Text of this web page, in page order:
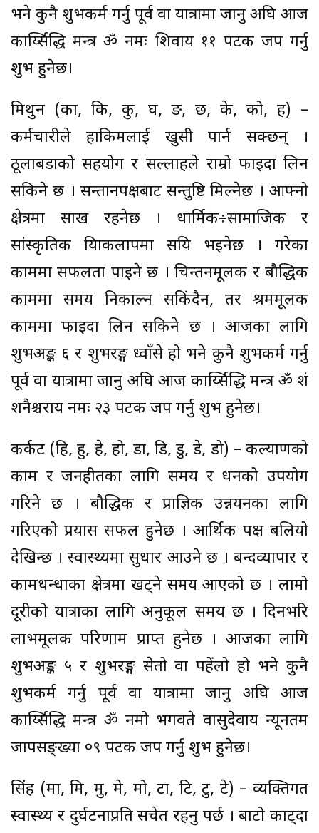
भने कुनै शुभकर्म गर्नु पूर्व वा यात्रामा जानु अघि आज
कार्य्सिद्धि मन्त्र ॐ नमः शिवाय ११ पटक जप गर्नु
शुभ हुनेछ।
मिथुन (का, कि, कु, घ, ङ, छ, के, को, ह) –
कर्मचारीले हाकिमलाई खुसी पार्न सक्छन् ।
ठूलाबडाको सहयोग र सल्लाहले राम्रो फाइदा लिन
सकिने छ । सन्तानपक्षबाट सन्तुष्टि मिल्नेछ । आफ्नो
क्षेत्रमा साख रहनेछ । धार्मिक÷सामाजिक र
सांस्कृतिक क्रियाकलापमा सक्रिय भइनेछ । गरेका
काममा सफलता पाइने छ । चिन्तनमूलक र बौद्धिक
काममा समय निकाल्न सकिंदैन, तर श्रममूलक
काममा फाइदा लिन सकिने छ । आजका लागि
शुभअङ्क ६ र शुभरङ्ग ध्वाँसे हो भने कुनै शुभकर्म गर्नु
पूर्व वा यात्रामा जानु अघि आज कार्य्सिद्धि मन्त्र ॐ शं
शनैश्चराय नमः २३ पटक जप गर्नु शुभ हुनेछ।
कर्कट (हि, हु, हे, हो, डा, डि, डु, डे, डो) – कल्याणको
काम र जनहीतका लागि समय र धनको उपयोग
गरिने छ । बौद्धिक र प्राज्ञिक उन्नयनका लागि
गरिएको प्रयास सफल हुनेछ । आर्थिक पक्ष बलियो
देखिन्छ । स्वास्थ्यमा सुधार आउने छ । बन्दव्यापार र
कामधन्धाका क्षेत्रमा खट्ने समय आएको छ । लामो
दूरीको यात्राका लागि अनुकूल समय छ । दिनभरि
लाभमूलक परिणाम प्राप्त हुनेछ । आजका लागि
शुभअङ्क ५ र शुभरङ्ग सेतो वा पहेंलो हो भने कुनै
शुभकर्म गर्नु पूर्व वा यात्रामा जानु अघि आज
कार्य्सिद्धि मन्त्र ॐ नमो भगवते वासुदेवाय न्यूनतम
जापसङ्ख्या ०९ पटक जप गर्नु शुभ हुनेछ।
सिंह (मा, मि, मु, मे, मो, टा, टि, टु, टे) – व्यक्तिगत
स्वास्थ्य र दुर्घटनाप्रति सचेत रहनु पर्छ । बाटो काट्दा